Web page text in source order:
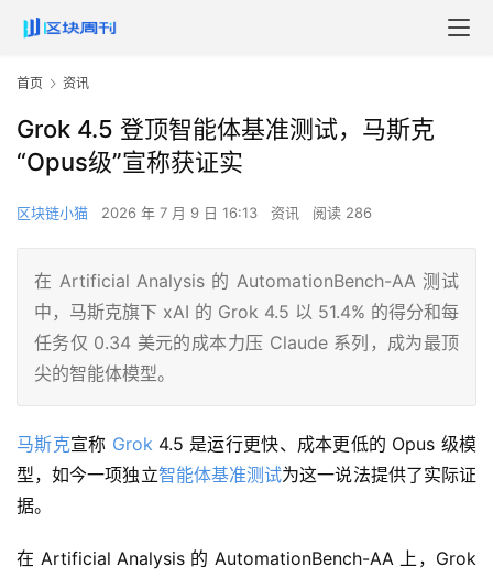
首页 资讯
Grok 4.5 登顶智能体基准测试，马斯克
“Opus级”宣称获证实
区块链小猫 2026 年 7 月 9 日 16:13 资讯 阅读 286
在 Artificial Analysis 的 AutomationBench-AA 测试
中，马斯克旗下 xAI 的 Grok 4.5 以 51.4% 的得分和每
任务仅 0.34 美元的成本力压 Claude 系列，成为最顶
尖的智能体模型。
马斯克宣称 Grok 4.5 是运行更快、成本更低的 Opus 级模
型，如今一项独立智能体基准测试为这一说法提供了实际证
据。
在 Artificial Analysis 的 AutomationBench-AA 上，Grok